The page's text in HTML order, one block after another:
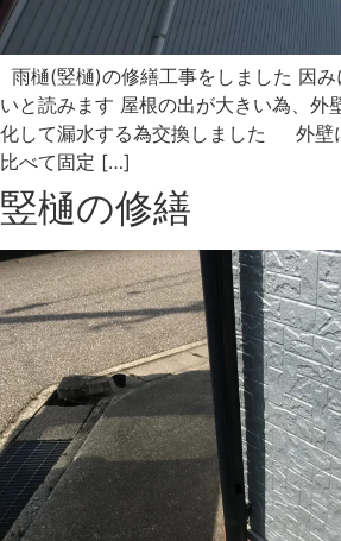
雨樋(竪樋)の修繕工事をしました 因
いと読みます 屋根の出が大きい為、外
化して漏水する為交換しました 外壁
比べて固定 […]
竪樋の修繕